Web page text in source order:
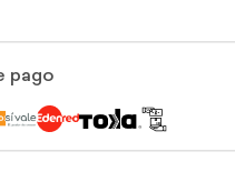
pago